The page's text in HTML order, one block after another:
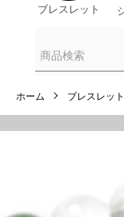
ブレスレット
ホーム ブレスレット